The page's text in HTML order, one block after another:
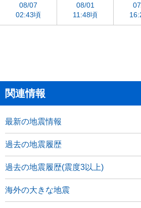
08/07
02:43頃
08/01
11:48頃
関連情報
最新の地震情報
過去の地震履歴
過去の地震履歴(震度3以上)
海外の大きな地震